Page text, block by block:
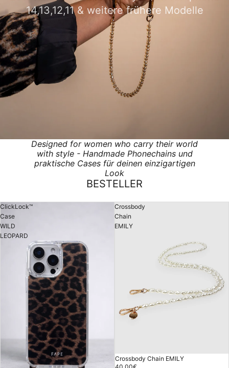
14,13,12,11 & weitere frühere Modelle
Designed for women who carry their world
with style - Handmade Phonechains und
praktische Cases für deinen einzigartigen
Look
BESTELLER
ClickLock™
Case
WILD
LEOPARD
Crossbody
Chain
EMILY
Crossbody Chain EMILY